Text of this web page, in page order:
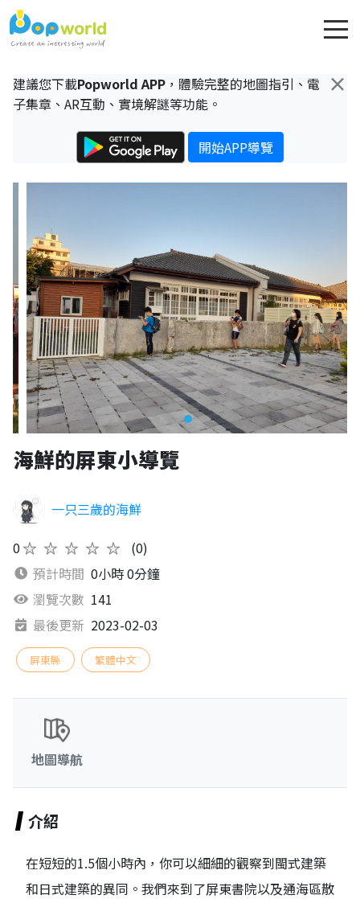
×
建議您下載Popworld APP ，體驗完整的地圖指引、電
子集章、AR互動、實境解謎等功能。
開始APP導覽
海鮮的屏東小導覽
一只三歲的海鮮
0★★★★★
(0)
預計時間 0小時 0分鐘
瀏覽次數 141
最後更新 2023-02-03
屏東縣 繁體中文
地圖導航
介紹
在短短的1.5個小時內，你可以細細的觀察到閩式建築
和日式建築的異同。我們來到了屏東書院以及通海區散